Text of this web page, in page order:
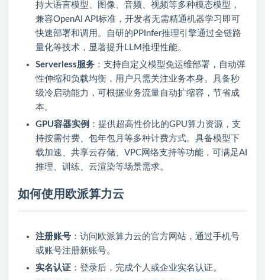
持大语言模型、图像、音频、视频等多种模态模型，
兼容OpenAI API标准，开发者无需精通机器学习即可
快速部署和调用。自研的PPInfer推理引擎通过全链路
量化等技术，显著提升LLM推理性能。
Serverless服务 ：支持自定义模型免运维部署，自动弹
性伸缩和负载均衡，用户只需关注业务本身。具备秒
级冷启动能力，可根据业务流量自动扩缩容，节省成
本。
GPU容器实例 ：提供超高性价比的GPU算力资源，支
持按需付费、包年包月等多种计费方式。具备模型下
载加速、共享云存储、VPC网络支持等功能，可满足AI
推理、训练、云渲染等场景需求。
如何使用欧派算力云
注册账号 ：访问欧派算力云的官方网站，通过手机号
或账号注册新账号。
实名认证 ：登录后，完成个人或企业实名认证。